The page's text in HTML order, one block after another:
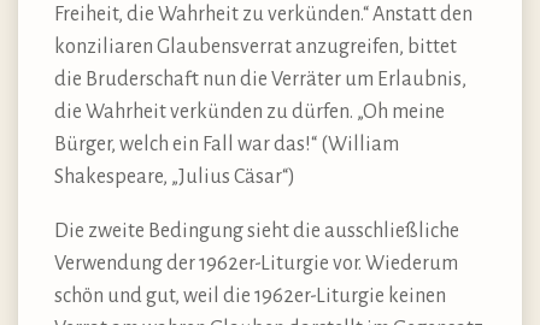
Freiheit, die Wahrheit zu verkünden.“ Anstatt den
konziliaren Glaubensverrat anzugreifen, bittet
die Bruderschaft nun die Verräter um Erlaubnis,
die Wahrheit verkünden zu dürfen. „Oh meine
Bürger, welch ein Fall war das!“ (William
Shakespeare, „Julius Cäsar“)
Die zweite Bedingung sieht die ausschließliche
Verwendung der 1962er-Liturgie vor. Wiederum
schön und gut, weil die 1962er-Liturgie keinen